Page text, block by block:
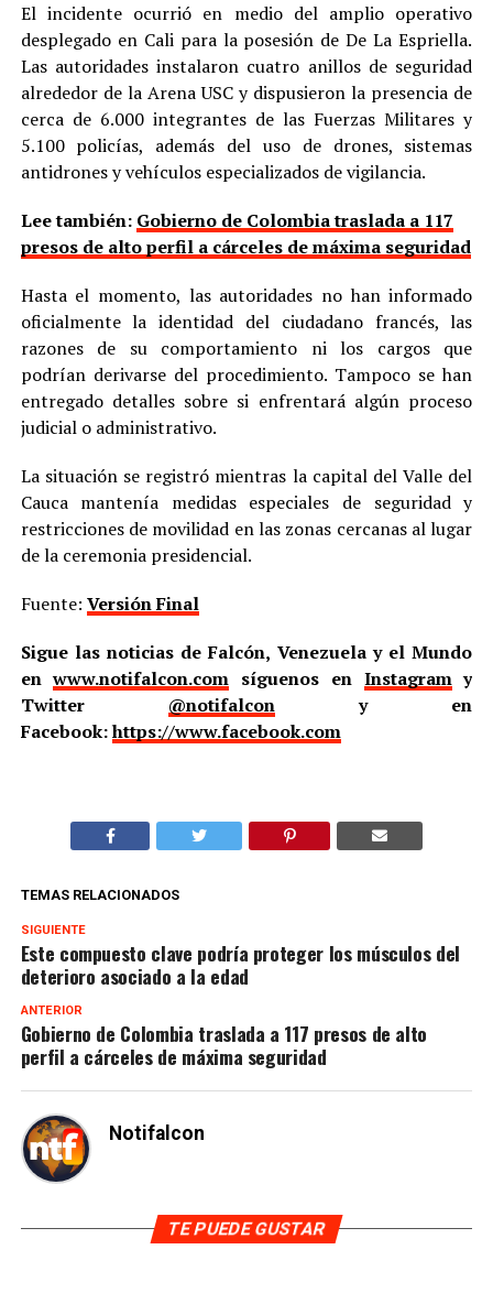
El incidente ocurrió en medio del amplio operativo
desplegado en Cali para la posesión de De La Espriella.
Las autoridades instalaron cuatro anillos de seguridad
alrededor de la Arena USC y dispusieron la presencia de
cerca de 6.000 integrantes de las Fuerzas Militares y
5.100 policías, además del uso de drones, sistemas
antidrones y vehículos especializados de vigilancia.
Lee también: Gobierno de Colombia traslada a 117
presos de alto perfil a cárceles de máxima seguridad
Hasta el momento, las autoridades no han informado
oficialmente la identidad del ciudadano francés, las
razones de su comportamiento ni los cargos que
podrían derivarse del procedimiento. Tampoco se han
entregado detalles sobre si enfrentará algún proceso
judicial o administrativo.
La situación se registró mientras la capital del Valle del
Cauca mantenía medidas especiales de seguridad y
restricciones de movilidad en las zonas cercanas al lugar
de la ceremonia presidencial.
Fuente: Versión Final
Sigue las noticias de Falcón, Venezuela y el Mundo
enwww.notifalcon.com síguenos en Instagramy
Twitter @notifalcony en
Facebook:https://www.facebook.com
TEMAS RELACIONADOS
SIGUIENTE
Este compuesto clave podría proteger los músculos del
deterioro asociado a la edad
ANTERIOR
Gobierno de Colombia traslada a 117 presos de alto
perfil a cárceles de máxima seguridad
Notifalcon
TE PUEDE GUSTAR